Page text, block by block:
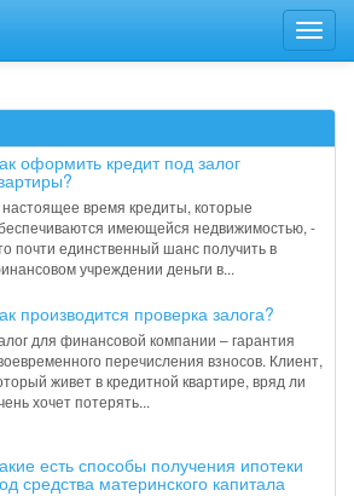
оформить кредит под залог
время кредиты, которые
имеющейся недвижимостью, -
почти единственный шанс получить в
учреждении деньги в...
производится проверка залога?
для финансовой компании – гарантия
перечисления взносов. Клиент,
живет в кредитной квартире, вряд ли
хочет потерять...
есть способы получения ипотеки
средства материнского капитала